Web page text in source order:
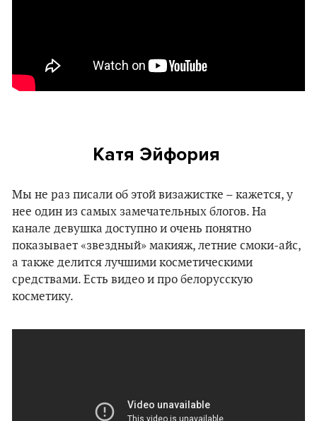
Катя Эйфория
Мы не раз писали об этой визажистке – кажется, у
нее один из самых замечательных блогов. На
канале девушка доступно и очень понятно
показывает «звездный» макияж, летние смоки-айс,
а также делится лучшими косметическими
средствами. Есть видео и про белорусскую
косметику.